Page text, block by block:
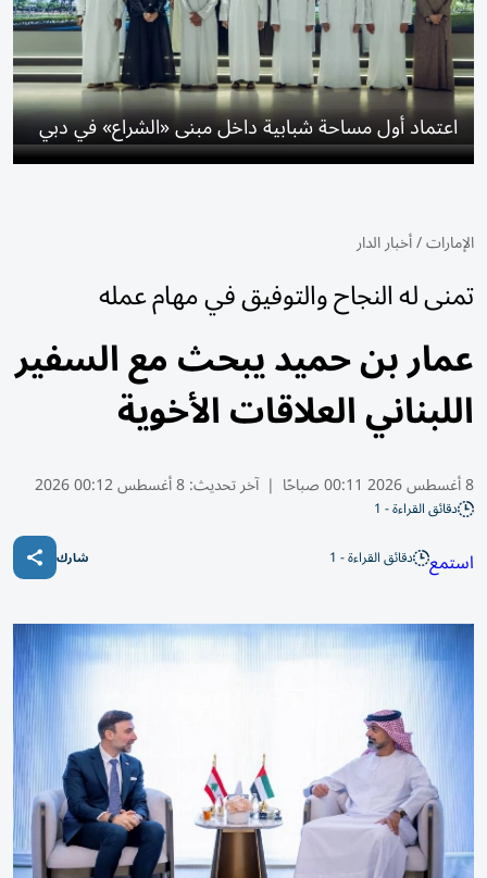
اعتماد أول مساحة شبابية داخل مبنى «الشراع» في دبي
الإمارات/أخبار الدار
تمنى له النجاح والتوفيق في مهام عمله
عمار بن حميد يبحث مع السفير
اللبناني العلاقات الأخوية
8 أغسطس 2026 00:11 صباحًا | آخر تحديث:8 أغسطس 00:12 2026
دقائق القراءة - 1
استمع دقائق القراءة - 1 شارك